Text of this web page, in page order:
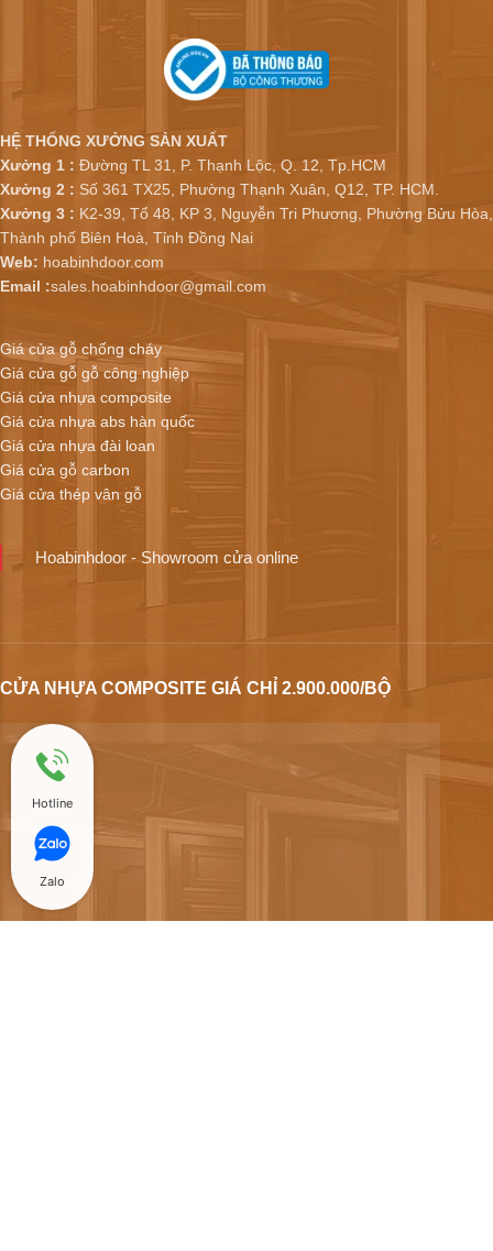
HỆ THỐNG XƯỞNG SẢN XUẤT
Xưởng 1 : Đường TL 31, P. Thạnh Lộc, Q. 12, Tp.HCM
Xưởng 2 : Số 361 TX25, Phường Thạnh Xuân, Q12, TP. HCM.
Xưởng 3 : K2-39, Tổ 48, KP 3, Nguyễn Tri Phương, Phường Bửu Hòa,
Thành phố Biên Hoà, Tỉnh Đồng Nai
Web: hoabinhdoor.com
Email :sales.hoabinhdoor@gmail.com
Giá cửa gỗ chống cháy
Giá cửa gỗ gỗ công nghiệp
Giá cửa nhựa composite
Giá cửa nhựa abs hàn quốc
Giá cửa nhựa đài loan
Giá cửa gỗ carbon
Giá cửa thép vân gỗ
Hoabinhdoor - Showroom cửa online
CỬA NHỰA COMPOSITE GIÁ CHỈ 2.900.000/BỘ
Hotline
Zalo